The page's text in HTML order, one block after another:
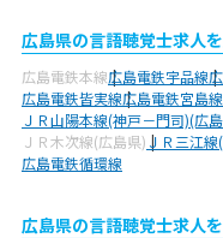
広島県の言語聴覚士求人
広島電鉄本線広島電鉄宇品線
広島電鉄皆実線広島電鉄宮島線
ＪＲ山陽本線(神戸－門司)(広
ＪＲ木次線(広島県)ＪＲ三江線
広島電鉄循環線
広島県の言語聴覚士求人